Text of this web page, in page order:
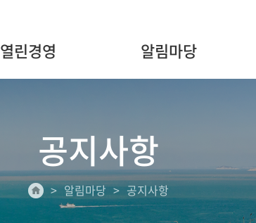
열린경영 알림마당
공지사항
알림마당 공지사항